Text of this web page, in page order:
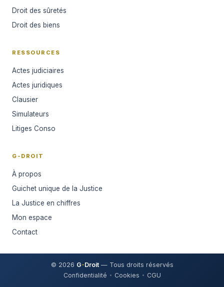
Droit des sûretés
Droit des biens
RESSOURCES
Actes judiciaires
Actes juridiques
Clausier
Simulateurs
Litiges Conso
G-DROIT
À propos
Guichet unique de la Justice
La Justice en chiffres
Mon espace
Contact
© 2026 G-Droit— Tous droits réservés
Confidentialité
Cookies CGU